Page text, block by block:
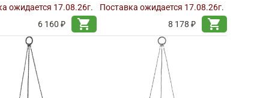
ожидается 17.08.26г.
6 160 ₽
shopping_cart
Поставка ожидается 17.08.26г.
8 178 ₽
shopping_cart